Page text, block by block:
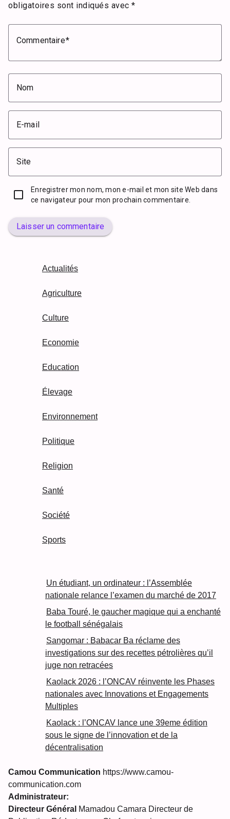
obligatoires sont indiqués avec *
Commentaire
Nom
E-mail
Site
Enregistrer mon nom, mon e-mail et mon site Web dans
ce navigateur pour mon prochain commentaire.
Laisser un commentaire
Actualités
Agriculture
Culture
Economie
Education
Élevage
Environnement
Politique
Religion
Santé
Société
Sports
Un étudiant, un ordinateur : l’Assemblée
nationale relance l’examen du marché de 2017
Baba Touré, le gaucher magique qui a enchanté
le football sénégalais
Sangomar : Babacar Ba réclame des
investigations sur des recettes pétrolières qu’il
juge non retracées
Kaolack 2026 : l’ONCAV réinvente les Phases
nationales avec Innovations et Engagements
Multiples
Kaolack : l’ONCAV lance une 39eme édition
sous le signe de l’innovation et de la
décentralisation
Camou Communication https://www.camou-
communication.com
Administrateur:
Directeur Général Mamadou Camara Directeur de